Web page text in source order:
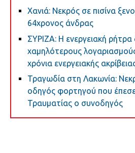
Χανιά: Νεκρός σε πισίνα
64χρονος άνδρας
ΣΥΡΙΖΑ: Η ενεργειακή ρήτρα
χαμηλότερους
χρόνια ενεργειακής
Τραγωδία στη Λακωνία:
οδηγός φορτηγού που
Τραυματίας ο συνοδηγός